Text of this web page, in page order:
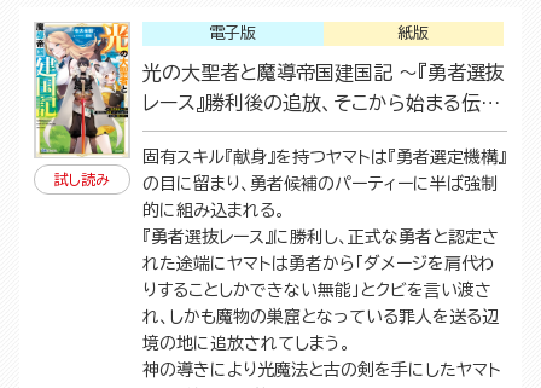
試し読み
紙版
電子版
光の大聖者と魔導帝国建国記 ～『勇者選抜
レース』勝利後の追放、そこから始まる伝説
の国づくり～
固有スキル『献身』を持つヤマトは『勇者選定機構』
の目に留まり、勇者候補のパーティーに半ば強制
的に組み込まれる。
『勇者選抜レース』に勝利し、正式な勇者と認定さ
れた途端にヤマトは勇者から「ダメージを肩代わ
りすることしかできない無能」とクビを言い渡さ
れ、しかも魔物の巣窟となっている罪人を送る辺
境の地に追放されてしまう。
神の導きにより光魔法と古の剣を手にしたヤマト